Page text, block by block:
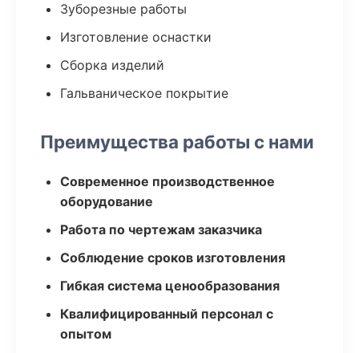
Зуборезные работы
Изготовление оснастки
Сборка изделий
Гальваническое покрытие
Преимущества работы с нами
Современное производственное
оборудование
Работа по чертежам заказчика
Соблюдение сроков изготовления
Гибкая система ценообразования
Квалифицированный персонал с
опытом